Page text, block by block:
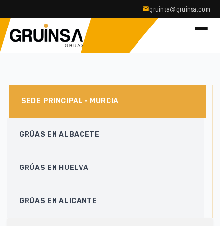
gruinsa@gruinsa.com
SEDE PRINCIPAL · MURCIA
GRÚAS EN ALBACETE
GRÚAS EN HUELVA
GRÚAS EN ALICANTE